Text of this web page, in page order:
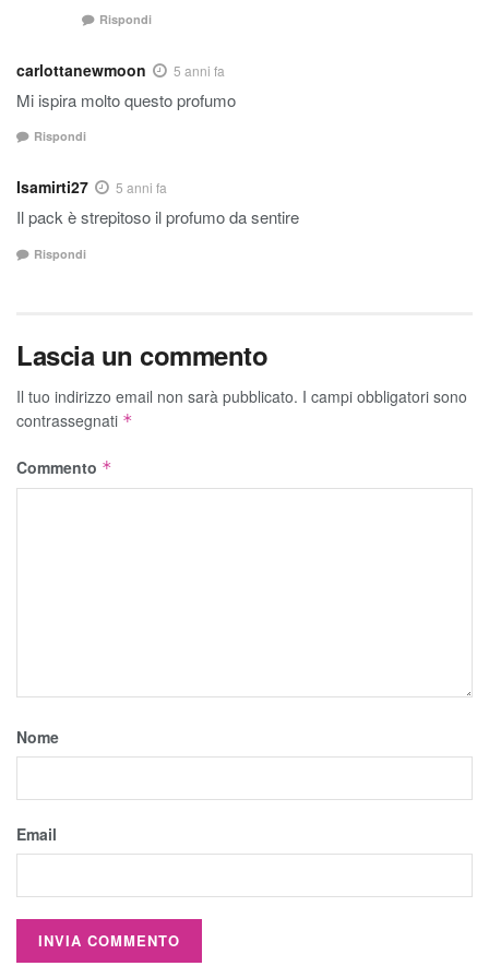
Rispondi
carlottanewmoon 5 anni fa
Mi ispira molto questo profumo
Rispondi
Isamirti27 5 anni fa
Il pack è strepitoso il profumo da sentire
Rispondi
Lascia un commento
Il tuo indirizzo email non sarà pubblicato. I campi obbligatori sono
contrassegnati *
Commento *
Nome
Email